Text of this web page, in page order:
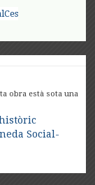
obra està sota una
Social-